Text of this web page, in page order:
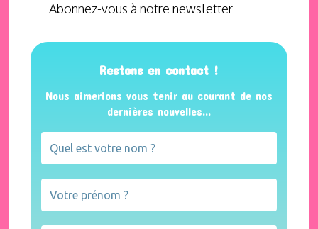
Abonnez-vous à notre newsletter
Restons en contact !
Nous aimerions vous tenir au courant de nos
dernières nouvelles...